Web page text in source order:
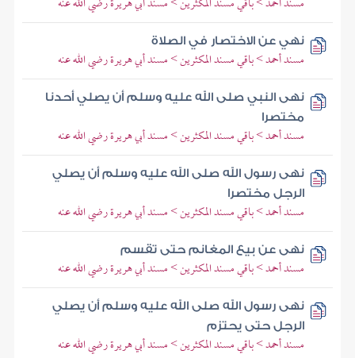
نهي عن الاختصار في الصلاة
مسند أحمد > باقي مسند المكثرين > مسند أبي هريرة رضي الله عنه
نهى النبي صلى الله عليه وسلم أن يصلي أحدنا
مختصرا
مسند أحمد > باقي مسند المكثرين > مسند أبي هريرة رضي الله عنه
نهى رسول الله صلى الله عليه وسلم أن يصلي
الرجل مختصرا
مسند أحمد > باقي مسند المكثرين > مسند أبي هريرة رضي الله عنه
نهى عن بيع المغانم حتى تقسم
مسند أحمد > باقي مسند المكثرين > مسند أبي هريرة رضي الله عنه
نهى رسول الله صلى الله عليه وسلم أن يصلي
الرجل حتى يحتزم
مسند أحمد > باقي مسند المكثرين > مسند أبي هريرة رضي الله عنه